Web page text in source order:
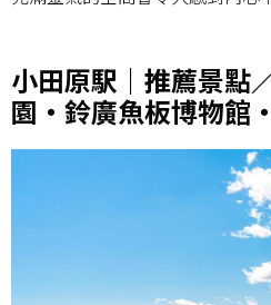
小田原駅｜推薦景點
園・鈴廣魚板博物館